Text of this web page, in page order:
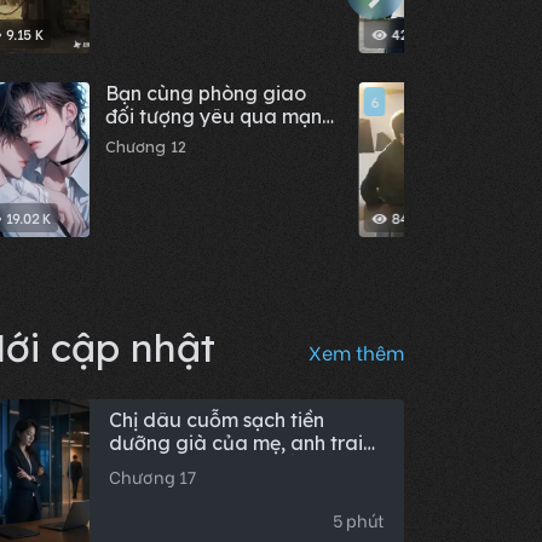
9.15 K
19.02 K
Bạn cùng phòng giao
đối tượng yêu qua mạng
dính người của cậu ấy
cho tôi
Chương 12
421
84
6
cập nhật Xem thêm
Chị dâu cuỗm sạch tiền
dưỡng già của mẹ, anh trai
đòi nhẫn nhịn, tôi thẳng tay
kiện ra tòa
Chương 17
5 phút